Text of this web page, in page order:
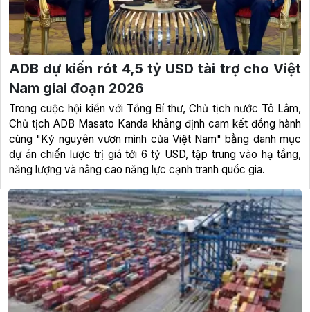
ADB dự kiến rót 4,5 tỷ USD tài trợ cho Việt
Nam giai đoạn 2026
Trong cuộc hội kiến với Tổng Bí thư, Chủ tịch nước Tô Lâm,
Chủ tịch ADB Masato Kanda khẳng định cam kết đồng hành
cùng "Kỷ nguyên vươn mình của Việt Nam" bằng danh mục
dự án chiến lược trị giá tới 6 tỷ USD, tập trung vào hạ tầng,
năng lượng và nâng cao năng lực cạnh tranh quốc gia.